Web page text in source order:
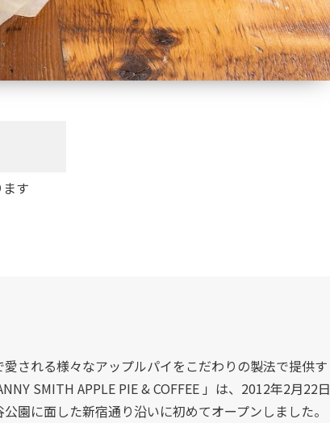
す
愛される様々なアップルパイをこだわりの製法で提供す
SMITH APPLE PIE & COFFEE 」は、2012年2月22日
公園に面した新宿通り沿いに初めてオープンしました。